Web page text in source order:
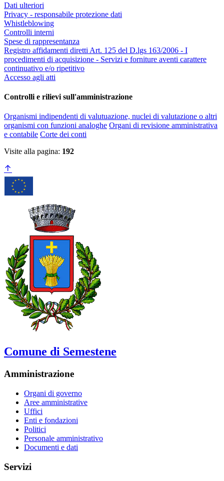
Dati ulteriori
Privacy - responsabile protezione dati
Whistleblowing
Controlli interni
Spese di rappresentanza
Registro affidamenti diretti Art. 125 del D.lgs 163/2006 - I
procedimenti di acquisizione - Servizi e forniture aventi carattere
continuativo e/o ripetitivo
Accesso agli atti
Controlli e rilievi sull'amministrazione
Organismi indipendenti di valutuazione, nuclei di valutazione o altri
organismi con funzioni analoghe Organi di revisione amministrativa
e contabile Corte dei conti
Visite alla pagina: 192
Comune di Semestene
Amministrazione
Organi di governo
Aree amministrative
Uffici
Enti e fondazioni
Politici
Personale amministrativo
Documenti e dati
Servizi